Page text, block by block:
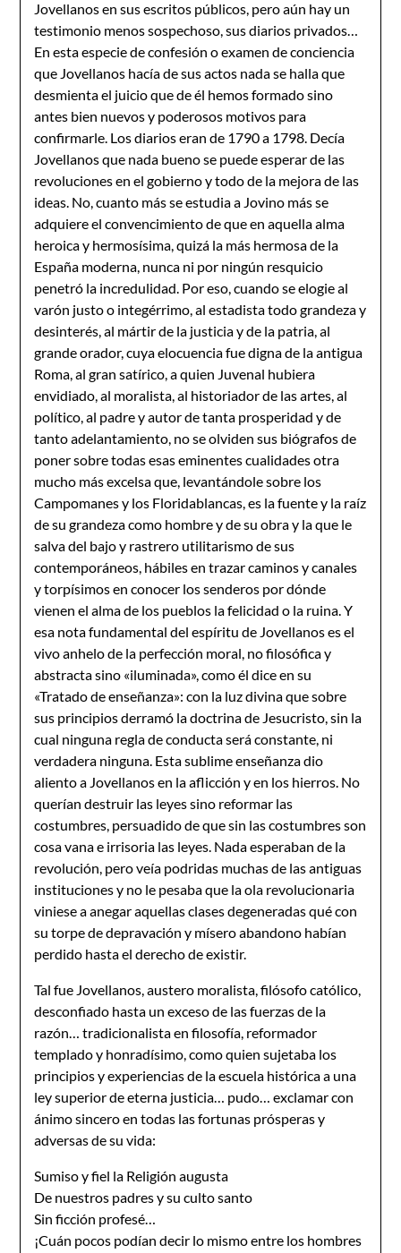
Jovellanos en sus escritos públicos, pero aún hay un
testimonio menos sospechoso, sus diarios privados…
En esta especie de confesión o examen de conciencia
que Jovellanos hacía de sus actos nada se halla que
desmienta el juicio que de él hemos formado sino
antes bien nuevos y poderosos motivos para
confirmarle. Los diarios eran de 1790 a 1798. Decía
Jovellanos que nada bueno se puede esperar de las
revoluciones en el gobierno y todo de la mejora de las
ideas. No, cuanto más se estudia a Jovino más se
adquiere el convencimiento de que en aquella alma
heroica y hermosísima, quizá la más hermosa de la
España moderna, nunca ni por ningún resquicio
penetró la incredulidad. Por eso, cuando se elogie al
varón justo o integérrimo, al estadista todo grandeza y
desinterés, al mártir de la justicia y de la patria, al
grande orador, cuya elocuencia fue digna de la antigua
Roma, al gran satírico, a quien Juvenal hubiera
envidiado, al moralista, al historiador de las artes, al
político, al padre y autor de tanta prosperidad y de
tanto adelantamiento, no se olviden sus biógrafos de
poner sobre todas esas eminentes cualidades otra
mucho más excelsa que, levantándole sobre los
Campomanes y los Floridablancas, es la fuente y la raíz
de su grandeza como hombre y de su obra y la que le
salva del bajo y rastrero utilitarismo de sus
contemporáneos, hábiles en trazar caminos y canales
y torpísimos en conocer los senderos por dónde
vienen el alma de los pueblos la felicidad o la ruina. Y
esa nota fundamental del espíritu de Jovellanos es el
vivo anhelo de la perfección moral, no filosófica y
abstracta sino «iluminada», como él dice en su
«Tratado de enseñanza»: con la luz divina que sobre
sus principios derramó la doctrina de Jesucristo, sin la
cual ninguna regla de conducta será constante, ni
verdadera ninguna. Esta sublime enseñanza dio
aliento a Jovellanos en la aflicción y en los hierros. No
querían destruir las leyes sino reformar las
costumbres, persuadido de que sin las costumbres son
cosa vana e irrisoria las leyes. Nada esperaban de la
revolución, pero veía podridas muchas de las antiguas
instituciones y no le pesaba que la ola revolucionaria
viniese a anegar aquellas clases degeneradas qué con
su torpe de depravación y mísero abandono habían
perdido hasta el derecho de existir.
Tal fue Jovellanos, austero moralista, filósofo católico,
desconfiado hasta un exceso de las fuerzas de la
razón… tradicionalista en filosofía, reformador
templado y honradísimo, como quien sujetaba los
principios y experiencias de la escuela histórica a una
ley superior de eterna justicia… pudo… exclamar con
ánimo sincero en todas las fortunas prósperas y
adversas de su vida:
Sumiso y fiel la Religión augusta
De nuestros padres y su culto santo
Sin ficción profesé…
¡Cuán pocos podían decir lo mismo entre los hombres